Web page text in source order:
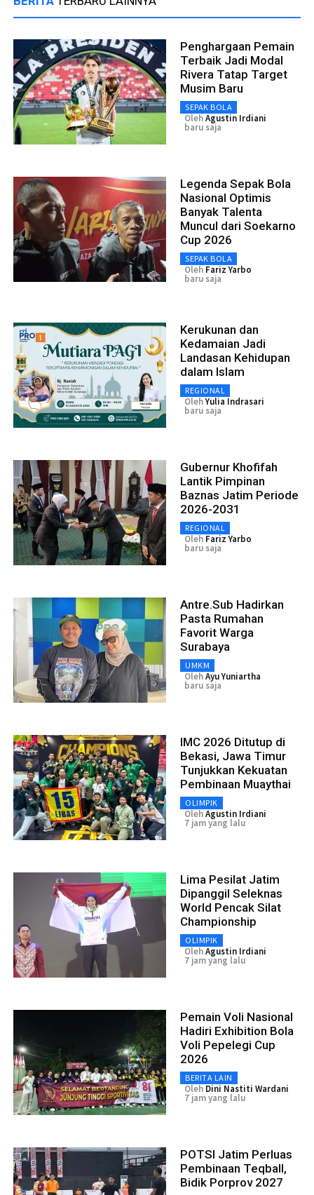
Penghargaan Pemain
Terbaik Jadi Modal
Rivera Tatap Target
Musim Baru
SEPAK BOLA
OlehAgustin Irdiani
baru saja
Legenda Sepak Bola
Nasional Optimis
Banyak Talenta
Muncul dari Soekarno
Cup 2026
SEPAK BOLA
Oleh Fariz Yarbo
baru saja
Kerukunan dan
Kedamaian Jadi
Landasan Kehidupan
dalam Islam
REGIONAL
OlehYulia Indrasari
baru saja
Gubernur Khofifah
Lantik Pimpinan
Baznas Jatim Periode
2026-2031
REGIONAL
Oleh Fariz Yarbo
baru saja
Antre.Sub Hadirkan
Pasta Rumahan
Favorit Warga
Surabaya
UMKM
OlehAyu Yuniartha
baru saja
IMC 2026 Ditutup di
Bekasi, Jawa Timur
Tunjukkan Kekuatan
Pembinaan Muaythai
OLIMPIK
OlehAgustin Irdiani
7 jam yang lalu
Lima Pesilat Jatim
Dipanggil Seleknas
World Pencak Silat
Championship
OLIMPIK
OlehAgustin Irdiani
7 jam yang lalu
Pemain Voli Nasional
Hadiri Exhibition Bola
Voli Pepelegi Cup
2026
BERITA LAIN
Oleh Dini Nastiti Wardani
7 jam yang lalu
POTSI Jatim Perluas
Pembinaan Teqball,
Bidik Porprov 2027